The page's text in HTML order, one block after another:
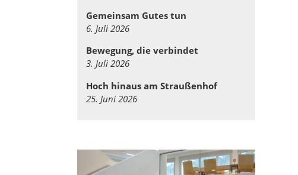
Gemeinsam Gutes tun
6. Juli 2026
Bewegung, die verbindet
3. Juli 2026
Hoch hinaus am Straußenhof
25. Juni 2026